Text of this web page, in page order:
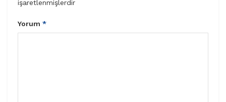
işaretlenmişlerdir
Yorum *